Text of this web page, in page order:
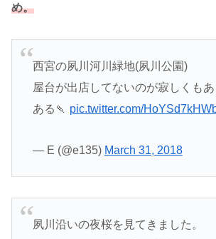
め。
西宮の夙川河川緑地(夙川公園)
屋台が出店してないのが寂しくも
ある🍡 pic.twitter.com/
— E (@e135) March 31, 2018
夙川沿いの夜桜を見てきました。